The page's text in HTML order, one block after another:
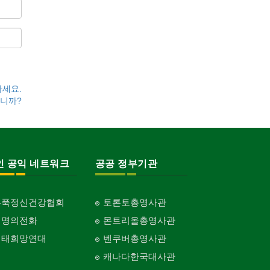
요.
까?
공익 네트워크
정신건강협회
의전화
희망연대
공공 정부기관
토론토총영사관
몬트리올총영사관
벤쿠버총영사관
캐나다한국대사관